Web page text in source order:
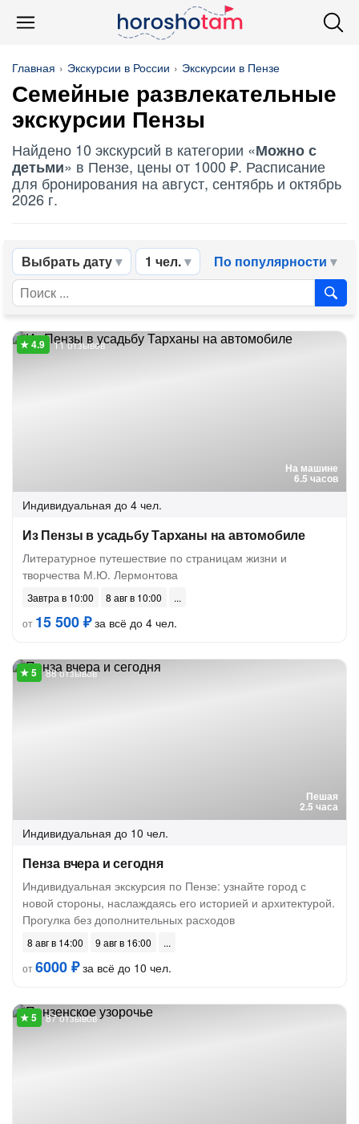
Главная Экскурсии в России Экскурсии в Пензе
Семейные развлекательные
экскурсии Пензы
Найдено 10 экскурсий в категории «Можно с
детьми» в Пензе, цены от 1000 ₽. Расписание
для бронирования на август, сентябрь и октябрь
2026 г.
Выбрать дату 1 чел. По популярности
На машине
6.5 часов
11 отзывов
Индивидуальная до 4 чел.
Из Пензы в усадьбу Тарханы на автомобиле
Литературное путешествие по страницам жизни и
творчества М.Ю. Лермонтова
Завтра в 10:00
8 авг в 10:00
от 15 500 ₽за всё до 4 чел.
Пешая
2.5 часа
88 отзывов
Индивидуальная до 10 чел.
Пенза вчера и сегодня
Индивидуальная экскурсия по Пензе: узнайте город с
новой стороны, наслаждаясь его историей и архитектурой.
Прогулка без дополнительных расходов
8 авг в 14:00
9 авг в 16:00
от6000 ₽за всё до 10 чел.
87 отзывов